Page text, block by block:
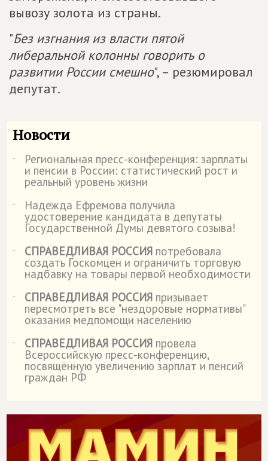
вывозу золота из страны.
"Без изгнания из власти пятой
либеральной колонны говорить о
развитии России смешно", – резюмировал
депутат.
Новости
˙ Региональная пресс-конференция: зарплаты
и пенсии в России: статистический рост и
реальный уровень жизни
˙
Надежда Ефремова получила
удостоверение кандидата в депутаты
Государственной Думы девятого созыва!
˙
СПРАВЕДЛИВАЯ РОССИЯ потребовала
создать Госкомцен и ограничить торговую
надбавку на товары первой необходимости
˙
СПРАВЕДЛИВАЯ РОССИЯ призывает
пересмотреть все "нездоровые нормативы"
оказания медпомощи населению
˙
СПРАВЕДЛИВАЯ РОССИЯ провела
Всероссийскую пресс-конференцию,
посвящённую увеличению зарплат и пенсий
граждан РФ